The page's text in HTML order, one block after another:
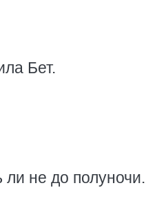
Бет.
ли не до полуночи.